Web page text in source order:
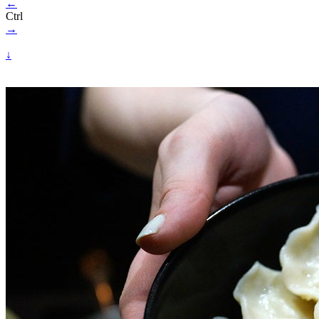
←
Ctrl
→
↓